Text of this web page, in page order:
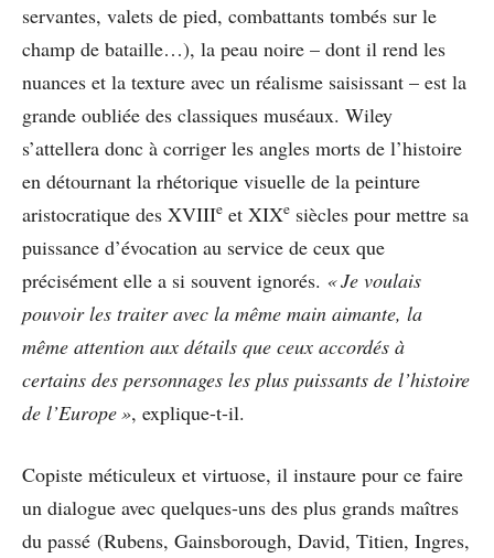
servantes, valets de pied, combattants tombés sur le
champ de bataille…), la peau noire – dont il rend les
nuances et la texture avec un réalisme saisissant – est la
grande oubliée des classiques muséaux. Wiley
s’attellera donc à corriger les angles morts de l’histoire
en détournant la rhétorique visuelle de la peinture
aristocratique des XVIIIe et XIXe siècles pour mettre sa
puissance d’évocation au service de ceux que
précisément elle a si souvent ignorés. « Je voulais
pouvoir les traiter avec la même main aimante, la
même attention aux détails que ceux accordés à
certains des personnages les plus puissants de l’histoire
de l’Europe », explique-t-il.
Copiste méticuleux et virtuose, il instaure pour ce faire
un dialogue avec quelques-uns des plus grands maîtres
du passé (Rubens, Gainsborough, David, Titien, Ingres,